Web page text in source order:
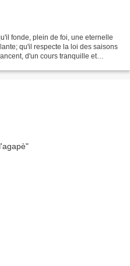
fonde, plein de foi, une eternelle
qu'il respecte la loi des saisons
d'un cours tranquille et